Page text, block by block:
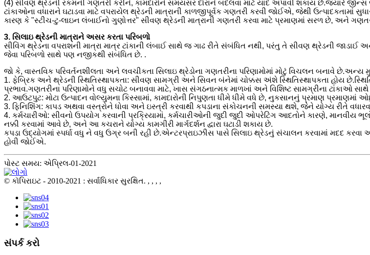
(4) સીવણ થ્રેડની રકમની ગણતરી કરીને, કામદારોને સમયસર દોરાને બદલવા માટે યાદ અપાવી શકાય છે.જ્યારે
ટાંકાઓના વધારાને ઘટાડવા માટે વપરાયેલ થ્રેડની માત્રાની કાળજીપૂર્વક ગણતરી કરવી જોઈએ, જેથી ઉત્પાદકતામાં
કારણ કે "સ્ટીચ-ટુ-લાઇન લંબાઈનો ગુણોત્તર" સીવણ થ્રેડની માત્રાની ગણતરી કરવા માટે પ્રમાણમાં સરળ છે, અને
3. સિલાઇ થ્રેડની માત્રાને અસર કરતા પરિબળો
સીવિંગ થ્રેડના વપરાશની માત્રા માત્ર ટાંકાની લંબાઈ સાથે જ ગાઢ રીતે સંબંધિત નથી, પરંતુ તે સીવણ થ્રેડની જાડાઈ
જેવા પરિબળો સાથે પણ નજીકથી સંબંધિત છે. .
જો કે, વાસ્તવિક પરિવર્તનશીલતા અને લવચીકતા સિલાઇ થ્રેડોના ગણતરીના પરિણામોમાં મોટું વિચલન બનાવે છે.અન્ય
1. ફેબ્રિક અને થ્રેડની સ્થિતિસ્થાપકતા: સીવણ સામગ્રી અને સિવન બંનેમાં ચોક્કસ અંશે સ્થિતિસ્થાપકતા હોય
પ્રભાવ.ગણતરીના પરિણામોને વધુ સચોટ બનાવવા માટે, ખાસ સંગઠનાત્મક માળખાં અને વિશિષ્ટ સામગ્રીના ટાંકાઓ
2. આઉટપુટ: મોટા ઉત્પાદન વોલ્યુમના કિસ્સામાં, કામદારોની નિપુણતા ધીમે ધીમે વધે છે, નુકસાનનું પ્રમાણ પ્રમાણમાં
3. ફિનિશિંગ: કાપડ અથવા વસ્ત્રોને ધોવા અને ઇસ્ત્રી કરવાથી કપડાના સંકોચનની સમસ્યા થશે, જેને યોગ્ય રીતે
4. કર્મચારીઓ: સીવનો ઉપયોગ કરવાની પ્રક્રિયામાં, કર્મચારીઓની જુદી જુદી ઓપરેટિંગ આદતોને કારણે,
નક્કી કરવામાં આવે છે, અને આ કચરાને યોગ્ય કામગીરી માર્ગદર્શન દ્વારા ઘટાડી શકાય છે.
કપડા ઉદ્યોગમાં સ્પર્ધા વધુ ને વધુ ઉગ્ર બની રહી છે.એન્ટરપ્રાઇઝીસ પાસે સિલાઇ થ્રેડનું સંચાલન કરવામાં મદદ કરવા
હોવી જોઈએ.
પોસ્ટ સમય: એપ્રિલ-01-2021
© કૉપિરાઇટ - 2010-2021 : સર્વાધિકાર સુરક્ષિત. , , , ,
સંપર્ક કરો